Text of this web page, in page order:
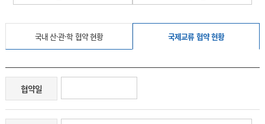
국내 산·관·학 협약 현황 국제교류 협약 현황
협약일